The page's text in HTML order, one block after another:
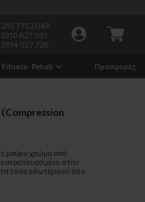
210 7752 048
2310 827 031
2814 027 726
Fitness- Rehab Προσφορές
μαύρο χρώμα από
στην
τόσο εσωτερικού όσο